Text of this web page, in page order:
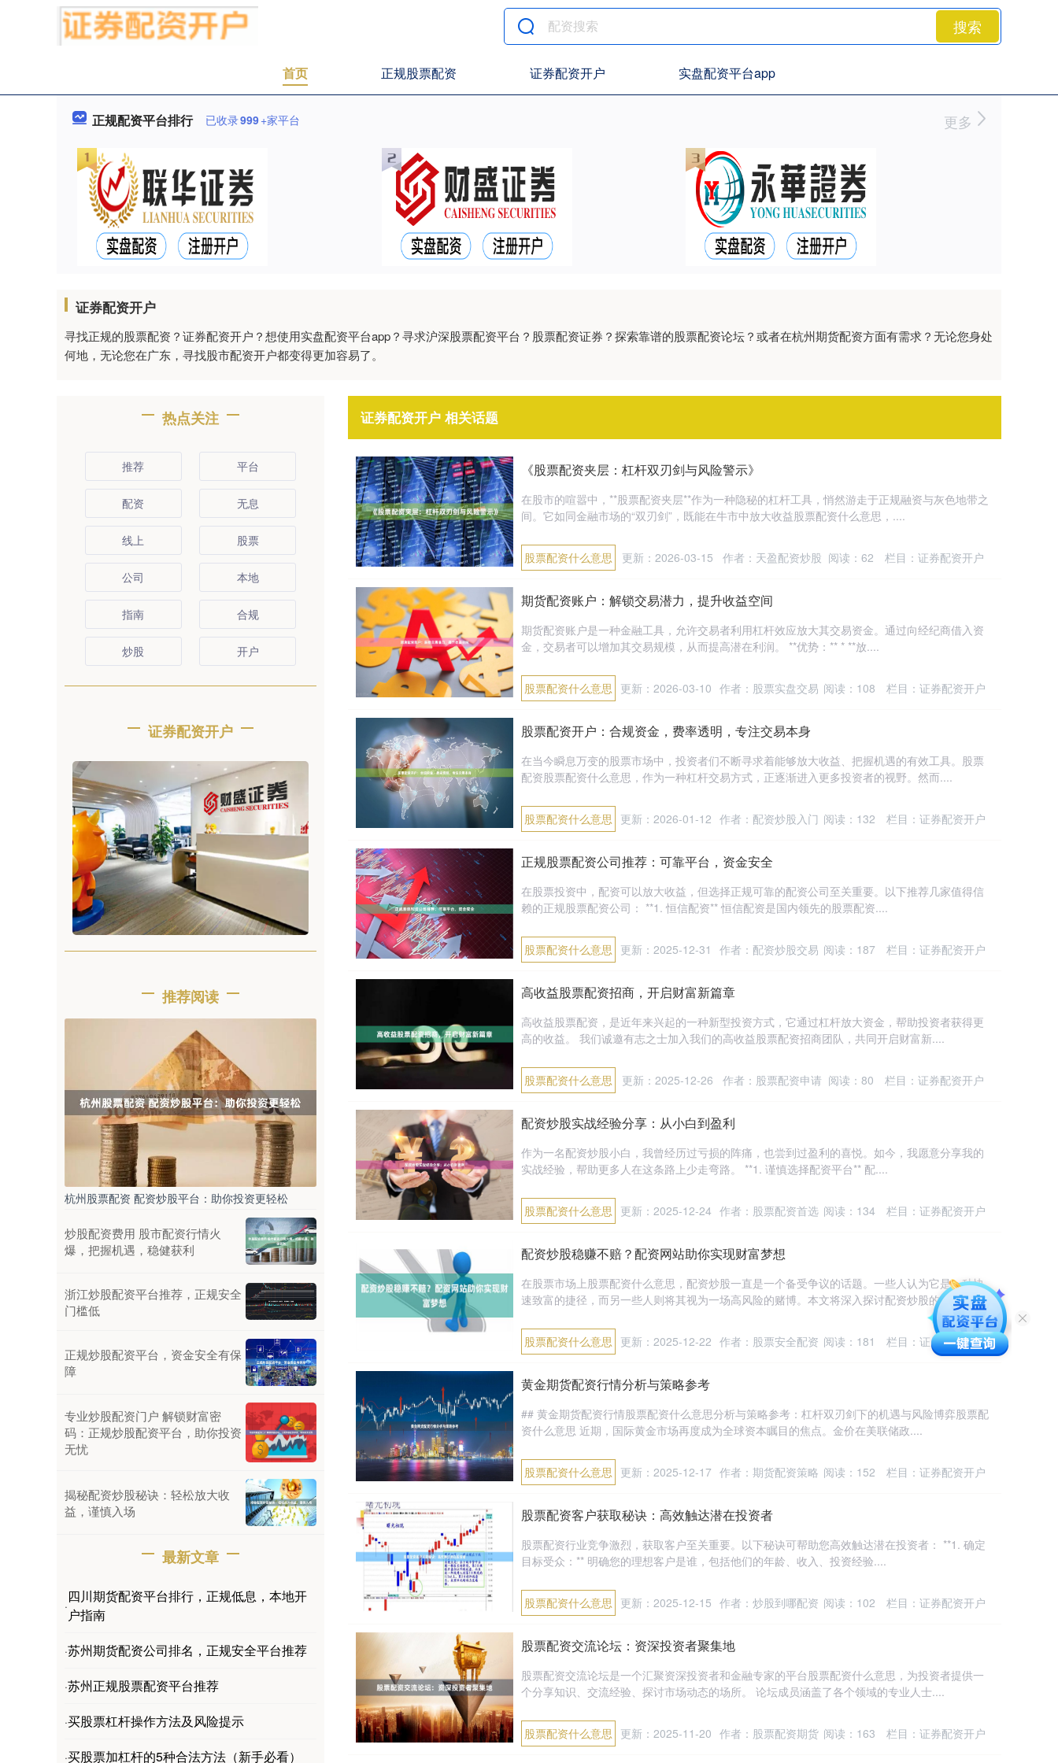
搜索
首页 正规股票配资 证券配资开户 实盘配资平台app
正规配资平台排行 已收录999+家平台 更多
证券配资开户
寻找正规的股票配资？证券配资开户？想使用实盘配资平台app？寻求沪深股票配资平台？股票配资证券？探索靠谱的股票配资论坛？或者在杭州期货配资方面有需求？无论您身处
何地，无论您在广东，寻找股市配资开户都变得更加容易了。
证券配资开户 相关话题
《股票配资夹层：杠杆双刃剑与风险警示》
在股市的喧嚣中，**股票配资夹层**作为一种隐秘的杠杆工具，悄然游走于正规融资与灰色地带之
间。它如同金融市场的“双刃剑”，既能在牛市中放大收益股票配资什么意思，....
股票配资什么意思 更新：2026-03-15 作者：天盈配资炒股 阅读： 62 栏目： 证券配资开户
期货配资账户：解锁交易潜力，提升收益空间
期货配资账户是一种金融工具，允许交易者利用杠杆效应放大其交易资金。通过向经纪商借入资
金，交易者可以增加其交易规模，从而提高潜在利润。 **优势：** * **放....
股票配资什么意思 更新：2026-03-10 作者：股票实盘交易 阅读： 108 栏目： 证券配资开户
股票配资开户：合规资金，费率透明，专注交易本身
在当今瞬息万变的股票市场中，投资者们不断寻求着能够放大收益、把握机遇的有效工具。股票
配资股票配资什么意思，作为一种杠杆交易方式，正逐渐进入更多投资者的视野。然而....
股票配资什么意思 更新：2026-01-12 作者：配资炒股入门 阅读： 132 栏目： 证券配资开户
正规股票配资公司推荐：可靠平台，资金安全
在股票投资中，配资可以放大收益，但选择正规可靠的配资公司至关重要。以下推荐几家值得信
赖的正规股票配资公司： **1. 恒信配资** 恒信配资是国内领先的股票配资....
股票配资什么意思 更新：2025-12-31 作者：配资炒股交易 阅读： 187 栏目： 证券配资开户
高收益股票配资招商，开启财富新篇章
高收益股票配资，是近年来兴起的一种新型投资方式，它通过杠杆放大资金，帮助投资者获得更
高的收益。 我们诚邀有志之士加入我们的高收益股票配资招商团队，共同开启财富新....
股票配资什么意思 更新：2025-12-26 作者：股票配资申请 阅读： 80 栏目： 证券配资开户
配资炒股实战经验分享：从小白到盈利
作为一名配资炒股小白，我曾经历过亏损的阵痛，也尝到过盈利的喜悦。如今，我愿意分享我的
实战经验，帮助更多人在这条路上少走弯路。 **1. 谨慎选择配资平台** 配....
股票配资什么意思 更新：2025-12-24 作者：股票配资首选 阅读： 134 栏目： 证券配资开户
配资炒股稳赚不赔？配资网站助你实现财富梦想
在股票市场上股票配资什么意思，配资炒股一直是一个备受争议的话题。一些人认为它是一种快
速致富的捷径，而另一些人则将其视为一场高风险的赌博。本文将深入探讨配资炒股的....
股票配资什么意思 更新：2025-12-22 作者：股票安全配资 阅读： 181 栏目： 证券配资开户
黄金期货配资行情分析与策略参考
## 黄金期货配资行情股票配资什么意思分析与策略参考：杠杆双刃剑下的机遇与风险博弈股票配
资什么意思 近期，国际黄金市场再度成为全球资本瞩目的焦点。金价在美联储政....
股票配资什么意思 更新：2025-12-17 作者：期货配资策略 阅读： 152 栏目： 证券配资开户
股票配资客户获取秘诀：高效触达潜在投资者
股票配资行业竞争激烈，获取客户至关重要。以下秘诀可帮助您高效触达潜在投资者： **1. 确定
目标受众：** 明确您的理想客户是谁，包括他们的年龄、收入、投资经验....
股票配资什么意思 更新：2025-12-15 作者：炒股到哪配资 阅读： 102 栏目： 证券配资开户
股票配资交流论坛：资深投资者聚集地
股票配资交流论坛是一个汇聚资深投资者和金融专家的平台股票配资什么意思，为投资者提供一
个分享知识、交流经验、探讨市场动态的场所。 论坛成员涵盖了各个领域的专业人士....
股票配资什么意思 更新：2025-11-20 作者：股票配资期货 阅读： 163 栏目： 证券配资开户
热点关注
推荐 平台
配资 无息
线上 股票
公司 本地
指南 合规
炒股 开户
证券配资开户
推荐阅读
杭州股票配资 配资炒股平台：助你投资更轻松
炒股配资费用 股市配资行情火
爆，把握机遇，稳健获利
浙江炒股配资平台推荐，正规安全
门槛低
正规炒股配资平台，资金安全有保
障
专业炒股配资门户 解锁财富密
码：正规炒股配资平台，助你投资
无忧
揭秘配资炒股秘诀：轻松放大收
益，谨慎入场
最新文章
·
四川期货配资平台排行，正规低息，本地开
户指南
·苏州期货配资公司排名，正规安全平台推荐
·苏州正规股票配资平台推荐
·买股票杠杆操作方法及风险提示
·买股票加杠杆的5种合法方法（新手必看）